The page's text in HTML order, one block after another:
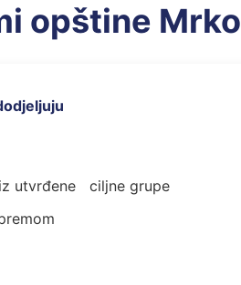
opštine
utvrđene ciljne grupe